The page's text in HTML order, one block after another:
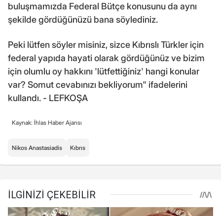
buluşmamızda Federal Bütçe konusunu da aynı
şekilde gördüğünüzü bana söylediniz.
Peki lütfen söyler misiniz, sizce Kıbrıslı Türkler için
federal yapıda hayati olarak gördüğünüz ve bizim
için olumlu oy hakkını 'lütfettiğiniz' hangi konular
var? Somut cevabınızı bekliyorum" ifadelerini
kullandı. - LEFKOŞA
Kaynak: İhlas Haber Ajansı
Nikos Anastasiadis Kıbrıs